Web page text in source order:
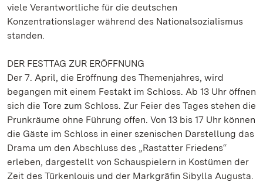
viele Verantwortliche für die deutschen
Konzentrationslager während des Nationalsozialismus
standen.
DER FESTTAG ZUR ERÖFFNUNG
Der 7. April, die Eröffnung des Themenjahres, wird
begangen mit einem Festakt im Schloss. Ab 13 Uhr öffnen
sich die Tore zum Schloss. Zur Feier des Tages stehen die
Prunkräume ohne Führung offen. Von 13 bis 17 Uhr können
die Gäste im Schloss in einer szenischen Darstellung das
Drama um den Abschluss des „Rastatter Friedens“
erleben, dargestellt von Schauspielern in Kostümen der
Zeit des Türkenlouis und der Markgräfin Sibylla Augusta.